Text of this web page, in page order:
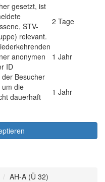
gesetzt, ist
STV-
relevant.
2 Tage
anonymen
ID
1 Jahr
Besucher
um die
dauerhaft
1 Jahr
AH-A (Ü 32)